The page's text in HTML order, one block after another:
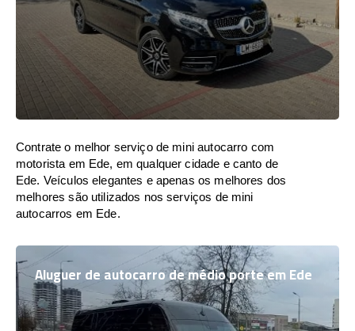
Contrate o melhor serviço de mini autocarro com
motorista em Ede, em qualquer cidade e canto de
Ede. Veículos elegantes e apenas os melhores dos
melhores são utilizados nos serviços de mini
autocarros em Ede.
Aluguer de autocarro de médio porte em Ede